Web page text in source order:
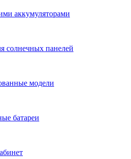
аккумуляторами
солнечных панелей
модели
батареи